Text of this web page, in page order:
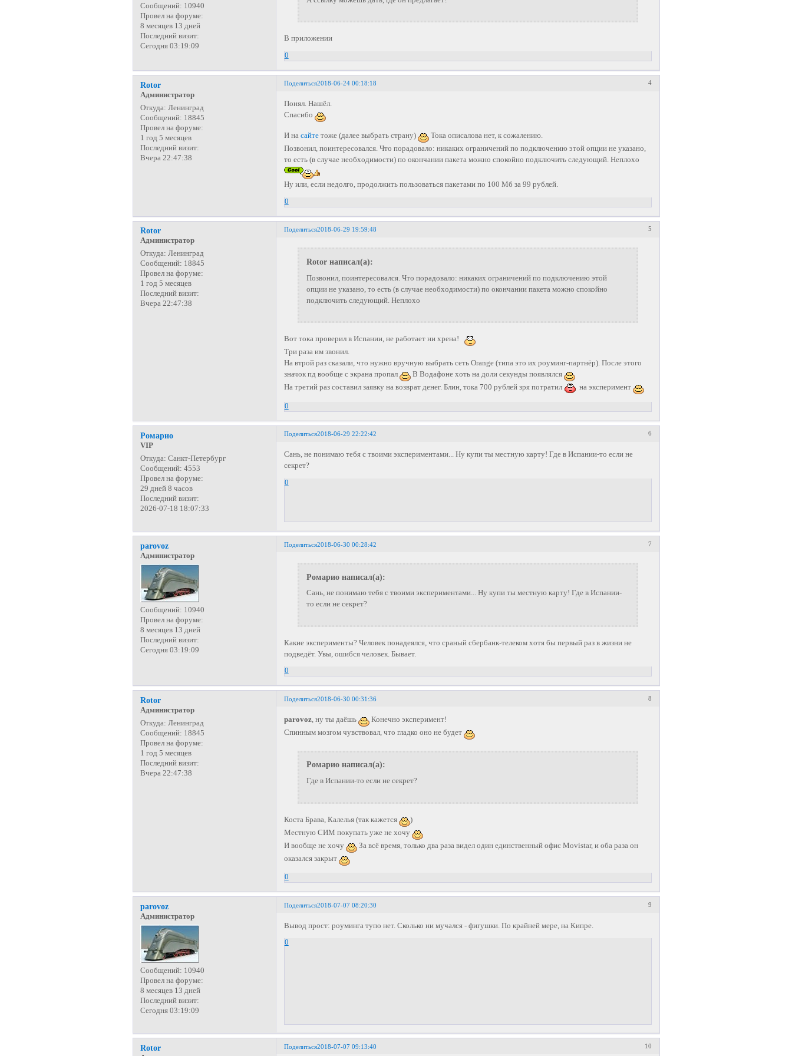
Сообщений: 10940
Провел на форуме:
8 месяцев 13 дней
Последний визит:
Сегодня 03:19:09
В приложении
0
Поделиться 4
2018-06-24 00:18:18
Rotor
Администратор
Откуда: Ленинград
Сообщений: 18845
Провел на форуме:
1 год 5 месяцев
Последний визит:
Вчера 22:47:38
Понял. Нашёл.
Спасибо
И на сайтетоже (далее выбрать страну)
Тока описалова нет, к сожалению.
Позвонил, поинтересовался. Что порадовало: никаких ограничений по подключению этой опции не указано,
то есть (в случае необходимости) по окончании пакета можно спокойно подключить следующий. Неплохо
Ну или, если недолго, продолжить пользоваться пакетами по 100 Мб за 99 рублей.
0
Поделиться 5
2018-06-29 19:59:48
Rotor
Администратор
Откуда: Ленинград
Сообщений: 18845
Провел на форуме:
1 год 5 месяцев
Последний визит:
Вчера 22:47:38
Rotor написал(а):
Позвонил, поинтересовался. Что порадовало: никаких ограничений по подключению этой
опции не указано, то есть (в случае необходимости) по окончании пакета можно спокойно
подключить следующий. Неплохо
Вот тока проверил в Испании, не работает ни хрена!
Три раза им звонил.
На втрой раз сказали, что нужно вручную выбрать сеть Orange (типа это их роуминг-партнёр). После этого
значок пд вообще с экрана пропал
В Водафоне хоть на доли секунды появлялся
На третий раз составил заявку на возврат денег. Блин, тока 700 рублей зря потратил
на эксперимент
0
Поделиться 6
2018-06-29 22:22:42
Ромарио
VIP
Откуда: Санкт-Петербург
Сообщений: 4553
Провел на форуме:
29 дней 8 часов
Последний визит:
2026-07-18 18:07:33
Сань, не понимаю тебя с твоими экспериментами... Ну купи ты местную карту! Где в Испании-то если не
секрет?
0
Поделиться 7
2018-06-30 00:28:42
parovoz
Администратор
Сообщений: 10940
Провел на форуме:
8 месяцев 13 дней
Последний визит:
Сегодня 03:19:09
Ромарио написал(а):
Сань, не понимаю тебя с твоими экспериментами... Ну купи ты местную карту! Где в Испании-
то если не секрет?
Какие эксперименты? Человек понадеялся, что сраный сбербанк-телеком хотя бы первый раз в жизни не
подведёт. Увы, ошибся человек. Бывает.
0
Поделиться 8
2018-06-30 00:31:36
Rotor
Администратор
Откуда: Ленинград
Сообщений: 18845
Провел на форуме:
1 год 5 месяцев
Последний визит:
Вчера 22:47:38
parovoz, ну ты даёшь
Конечно эксперимент!
Спинным мозгом чувствовал, что гладко оно не будет
Ромарио написал(а):
Где в Испании-то если не секрет?
Коста Брава, Калелья (так кажется
)
Местную СИМ покупать уже не хочу
И вообще не хочу
За всё время, только два раза видел один единственный офис Movistar, и оба раза он
оказался закрыт
0
Поделиться 9
2018-07-07 08:20:30
parovoz
Администратор
Сообщений: 10940
Провел на форуме:
8 месяцев 13 дней
Последний визит:
Сегодня 03:19:09
Вывод прост: роуминга тупо нет. Сколько ни мучался - фигушки. По крайней мере, на Кипре.
0
Поделиться 10
2018-07-07 09:13:40
Rotor